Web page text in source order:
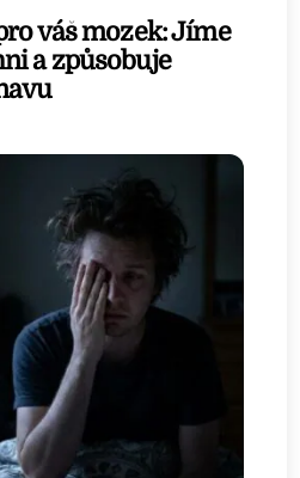
váš mozek: Jíme
a způsobuje